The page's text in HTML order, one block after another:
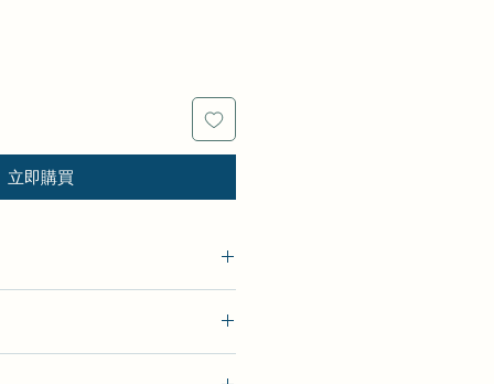
立即購買